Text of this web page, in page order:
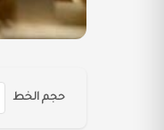
حجم الخط